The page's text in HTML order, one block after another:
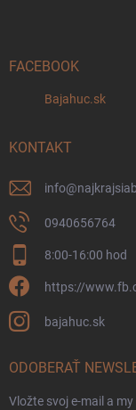
FACEBOOK
Bajahuc.sk
KONTAKT
info@
0940656764
8:00-16:00 hod
https://
bajahuc.sk
ODOBERAŤ
Vložte svoj e-mail a